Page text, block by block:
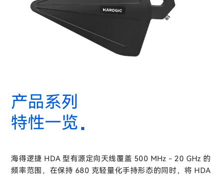
产品系列
特性一览
海得逻捷 HDA 型有源定向天线覆盖 500 MHz - 20 GHz 的
频率范围，在保持 680 克轻量化手持形态的同时，将 HDA